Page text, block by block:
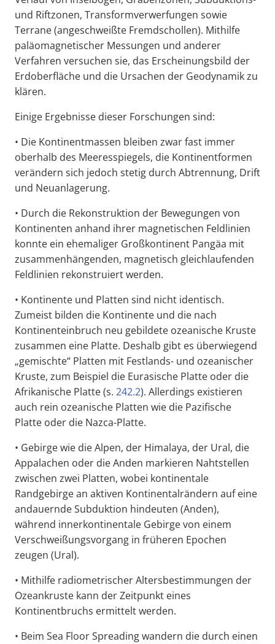
und Riftzonen, Transformverwerfungen sowie
Terrane (angeschweißte Fremdschollen). Mithilfe
paläomagnetischer Messungen und anderer
Verfahren versuchen sie, das Erscheinungsbild der
Erdoberfläche und die Ursachen der Geodynamik zu
klären.
Einige Ergebnisse dieser Forschungen sind:
• Die Kontinentmassen bleiben zwar fast immer
oberhalb des Meeresspiegels, die Kontinentformen
verändern sich jedoch stetig durch Abtrennung, Drift
und Neuanlagerung.
• Durch die Rekonstruktion der Bewegungen von
Kontinenten anhand ihrer magnetischen Feldlinien
konnte ein ehemaliger Großkontinent Pangäa mit
zusammenhängenden, magnetisch gleichlaufenden
Feldlinien rekonstruiert werden.
• Kontinente und Platten sind nicht identisch.
Zumeist bilden die Kontinente und die nach
Kontinenteinbruch neu gebildete ozeanische Kruste
zusammen eine Platte. Deshalb gibt es überwiegend
„gemischte“ Platten mit Festlands- und ozeanischer
Kruste, zum Beispiel die Eurasische Platte oder die
Afrikanische Platte (s. 242.2). Allerdings existieren
auch rein ozeanische Platten wie die Pazifische
Platte oder die Nazca-Platte.
• Gebirge wie die Alpen, der Himalaya, der Ural, die
Appalachen oder die Anden markieren Nahtstellen
zwischen zwei Platten, wobei kontinentale
Randgebirge an aktiven Kontinentalrändern auf eine
andauernde Subduktion hindeuten (Anden),
während innerkontinentale Gebirge von einem
Verschweißungsvorgang in früheren Epochen
zeugen (Ural).
• Mithilfe radiometrischer Altersbestimmungen der
Ozeankruste kann der Zeitpunkt eines
Kontinentbruchs ermittelt werden.
• Beim Sea Floor Spreading wandern die durch einen